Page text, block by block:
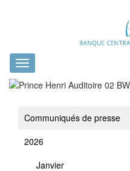
Toggle
navigation
Communiqués de presse
2026
Janvier